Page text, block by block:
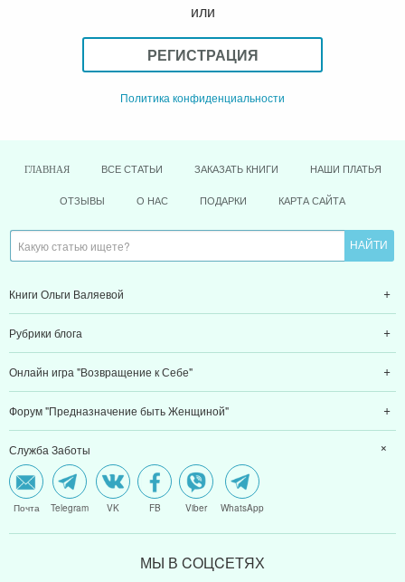
или
РЕГИСТРАЦИЯ
Политика конфиденциальности
ГЛАВНАЯ ВСЕ СТАТЬИ ЗАКАЗАТЬ КНИГИ НАШИ ПЛАТЬЯ
ОТЗЫВЫ О НАС ПОДАРКИ КАРТА САЙТА
Книги Ольги Валяевой
Рубрики блога
Онлайн игра "Возвращение к Себе"
Форум "Предназначение быть Женщиной"
Служба Заботы
Почта Telegram VK FB Viber WhatsApp
МЫ В CОЦCЕТЯХ